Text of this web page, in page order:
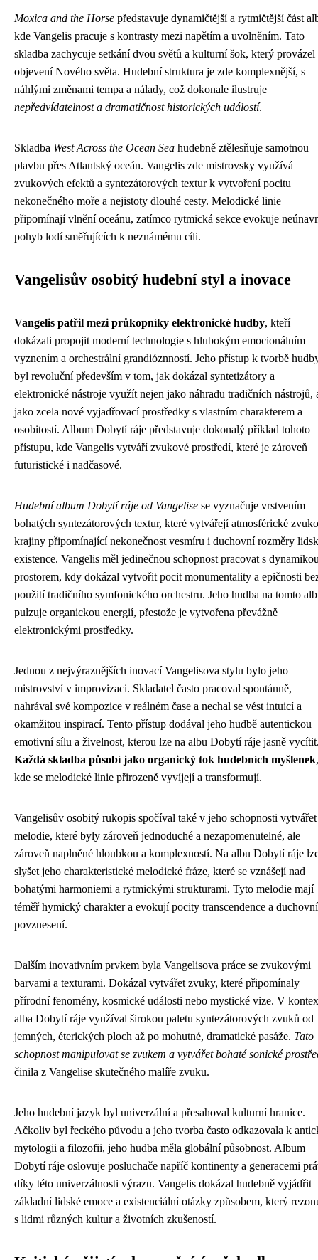
Moxica and the Horse představuje dynamičtější a rytmičtější část
kde Vangelis pracuje s kontrasty mezi napětím a uvolněním. Tato
skladba zachycuje setkání dvou světů a kulturní šok, který provázel
objevení Nového světa. Hudební struktura je zde komplexnější, s
náhlými změnami tempa a nálady, což dokonale ilustruje
nepředvídatelnost a dramatičnost historických událostí.
Skladba West Across the Ocean Sea hudebně ztělesňuje samotnou
plavbu přes Atlantský oceán. Vangelis zde mistrovsky využívá
zvukových efektů a syntezátorových textur k vytvoření pocitu
nekonečného moře a nejistoty dlouhé cesty. Melodické linie
připomínají vlnění oceánu, zatímco rytmická sekce evokuje
pohyb lodí směřujících k neznámému cíli.
Vangelisův osobitý hudební styl a inovace
Vangelis patřil mezi průkopníky elektronické hudby, kteří
dokázali propojit moderní technologie s hlubokým emocionálním
vyznením a orchestrální grandióznností. Jeho přístup k tvorbě
byl revoluční především v tom, jak dokázal syntetizátory a
elektronické nástroje využít nejen jako náhradu tradičních nástrojů,
jako zcela nové vyjadřovací prostředky s vlastním charakterem a
osobitostí. Album Dobytí ráje představuje dokonalý příklad tohoto
přístupu, kde Vangelis vytváří zvukové prostředí, které je zároveň
futuristické i nadčasové.
Hudební album Dobytí ráje od Vangelise se vyznačuje vrstvením
bohatých syntezátorových textur, které vytvářejí atmosférické
krajiny připomínající nekonečnost vesmíru i duchovní rozměry
existence. Vangelis měl jedinečnou schopnost pracovat s
prostorem, kdy dokázal vytvořit pocit monumentality a epičnosti
použití tradičního symfonického orchestru. Jeho hudba na tomto
pulzuje organickou energií, přestože je vytvořena převážně
elektronickými prostředky.
Jednou z nejvýraznějších inovací Vangelisova stylu bylo jeho
mistrovství v improvizaci. Skladatel často pracoval spontánně,
nahrával své kompozice v reálném čase a nechal se vést intuicí a
okamžitou inspirací. Tento přístup dodával jeho hudbě autentickou
emotivní sílu a živelnost, kterou lze na albu Dobytí ráje jasně
Každá skladba působí jako organický tok hudebních myšlenek,
kde se melodické linie přirozeně vyvíjejí a transformují.
Vangelisův osobitý rukopis spočíval také v jeho schopnosti vytvářet
melodie, které byly zároveň jednoduché a nezapomenutelné, ale
zároveň naplněné hloubkou a komplexností. Na albu Dobytí ráje
slyšet jeho charakteristické melodické fráze, které se vznášejí nad
bohatými harmoniemi a rytmickými strukturami. Tyto melodie mají
téměř hymický charakter a evokují pocity transcendence a
povznesení.
Dalším inovativním prvkem byla Vangelisova práce se zvukovými
barvami a texturami. Dokázal vytvářet zvuky, které připomínaly
přírodní fenomény, kosmické události nebo mystické vize. V
alba Dobytí ráje využíval širokou paletu syntezátorových zvuků od
jemných, éterických ploch až po mohutné, dramatické pasáže. Tato
schopnost manipulovat se zvukem a vytvářet bohaté sonické
činila z Vangelise skutečného malíře zvuku.
Jeho hudební jazyk byl univerzální a přesahoval kulturní hranice.
Ačkoliv byl řeckého původu a jeho tvorba často odkazovala k
mytologii a filozofii, jeho hudba měla globální působnost. Album
Dobytí ráje oslovuje posluchače napříč kontinenty a generacemi
díky této univerzálnosti výrazu. Vangelis dokázal hudebně vyjádřit
základní lidské emoce a existenciální otázky způsobem, který
s lidmi různých kultur a životních zkušeností.